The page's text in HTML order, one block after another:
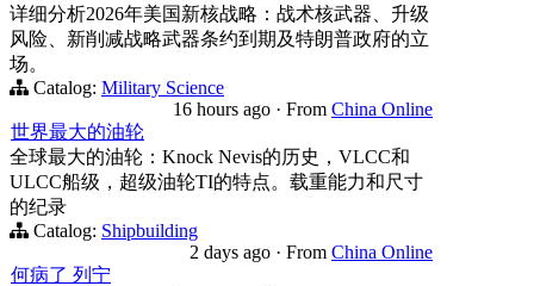
详细分析2026年美国新核战略：战术核武器、升级
风险、新削减战略武器条约到期及特朗普政府的立
场。
Catalog: Military Science
16 hours ago · From China Online
世界最大的油轮
全球最大的油轮：Knock Nevis的历史，VLCC和
ULCC船级，超级油轮TI的特点。载重能力和尺寸
的纪录
Catalog: Shipbuilding
2 days ago · From China Online
何病了 列宁